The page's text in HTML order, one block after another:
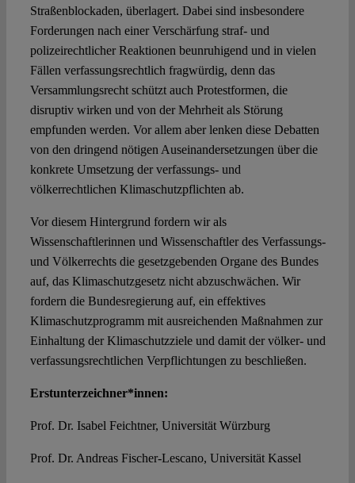
Straßenblockaden, überlagert. Dabei sind insbesondere
Forderungen nach einer Verschärfung straf- und
polizeirechtlicher Reaktionen beunruhigend und in vielen
Fällen verfassungsrechtlich fragwürdig, denn das
Versammlungsrecht schützt auch Protestformen, die
disruptiv wirken und von der Mehrheit als Störung
empfunden werden. Vor allem aber lenken diese Debatten
von den dringend nötigen Auseinandersetzungen über die
konkrete Umsetzung der verfassungs- und
völkerrechtlichen Klimaschutzpflichten ab.
Vor diesem Hintergrund fordern wir als
Wissenschaftlerinnen und Wissenschaftler des Verfassungs-
und Völkerrechts die gesetzgebenden Organe des Bundes
auf, das Klimaschutzgesetz nicht abzuschwächen. Wir
fordern die Bundesregierung auf, ein effektives
Klimaschutzprogramm mit ausreichenden Maßnahmen zur
Einhaltung der Klimaschutzziele und damit der völker- und
verfassungsrechtlichen Verpflichtungen zu beschließen.
Erstunterzeichner*innen:
Prof. Dr. Isabel Feichtner, Universität Würzburg
Prof. Dr. Andreas Fischer-Lescano, Universität Kassel